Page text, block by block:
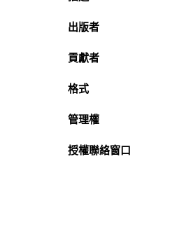
出版者
貢獻者
格式
管理權
授權聯絡窗口